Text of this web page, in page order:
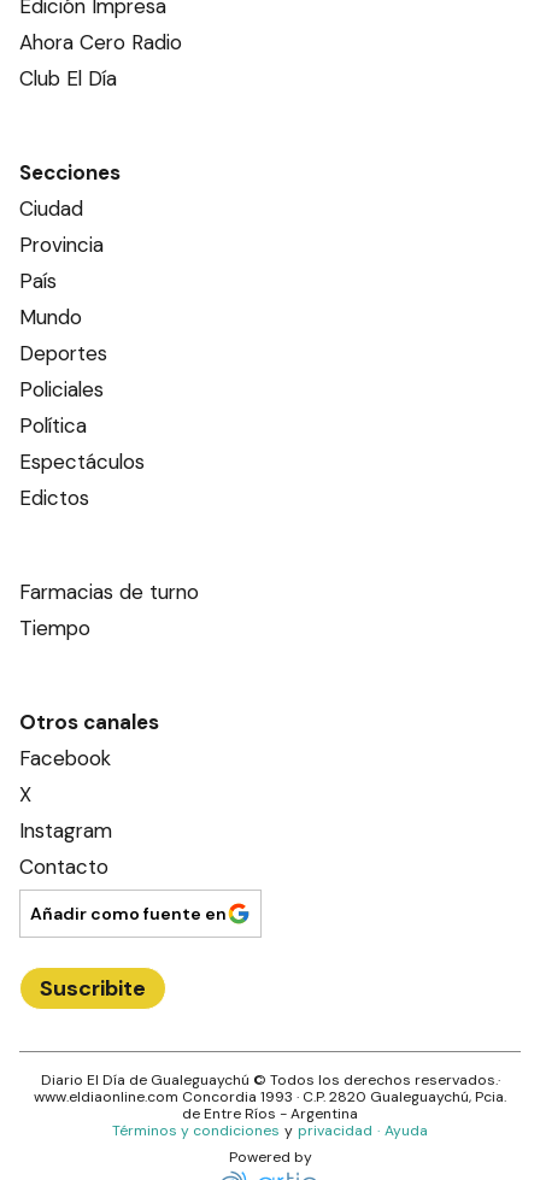
Edición Impresa
Ahora Cero Radio
Club El Día
Secciones
Ciudad
Provincia
País
Mundo
Deportes
Policiales
Política
Espectáculos
Edictos
Farmacias de turno
Tiempo
Otros canales
Facebook
X
Instagram
Contacto
Añadir como fuente en
Suscribite
Diario El Día de Gualeguaychú © Todos los derechos reservados.·
www.eldiaonline.com Concordia 1993 · C.P.2820 Gualeguaychú, Pcia.
deEntre Ríos - Argentina
Términos y condiciones y privacidad · Ayuda
Powered by